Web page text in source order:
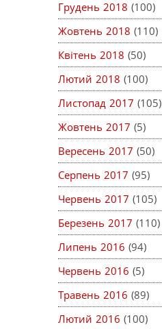
Грудень 2018 (100)
Жовтень 2018 (110)
Квітень 2018 (50)
Лютий 2018 (100)
Листопад 2017 (105)
Жовтень 2017 (5)
Вересень 2017 (50)
Серпень 2017 (95)
Червень 2017 (105)
Березень 2017 (110)
Липень 2016 (94)
Червень 2016 (5)
Травень 2016 (89)
Лютий 2016 (100)